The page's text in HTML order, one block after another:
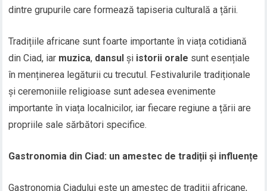
dintre grupurile care formează tapiseria culturală a țării.
Tradițiile africane sunt foarte importante în viața cotidiană
din Ciad, iar muzica, dansul și istorii orale sunt esențiale
în menținerea legăturii cu trecutul. Festivalurile tradiționale
și ceremoniile religioase sunt adesea evenimente
importante în viața localnicilor, iar fiecare regiune a țării are
propriile sale sărbători specifice.
Gastronomia din Ciad: un amestec de tradiții și influențe
Gastronomia Ciadului este un amestec de tradiții africane,